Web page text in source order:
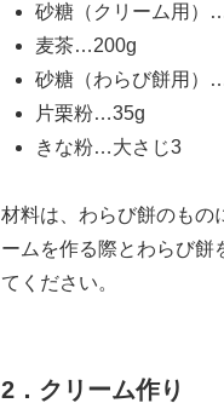
砂糖（クリーム用）
麦茶…200g
砂糖（わらび餅用）
片栗粉…35g
きな粉…大さじ3
材料は、わらび餅のもの
ームを作る際とわらび餅
てください。
2．クリーム作り